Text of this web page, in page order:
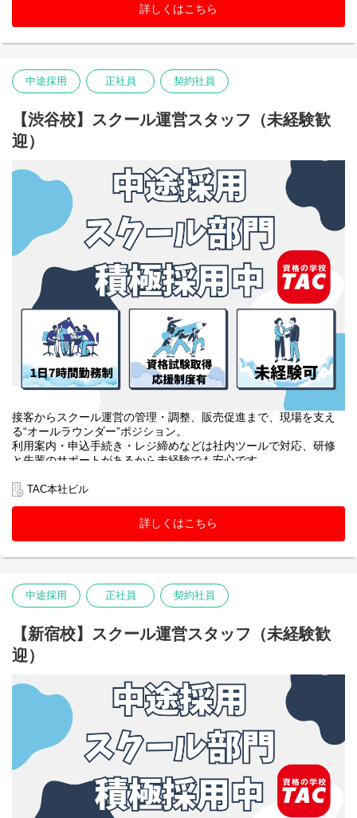
詳しくはこちら
中途採用 正社員 契約社員
【渋谷校】スクール運営スタッフ（未経験歓
迎）
接客からスクール運営の管理・調整、販売促進まで、現場を支え
る“オールラウンダー”ポジション。
利用案内・申込手続き・レジ締めなどは社内ツールで対応、研修
と先輩のサポートがあるから未経験でも安心です。
に加え、SNS運用や大学への提案、受講相談まで幅広く挑戦でき
TAC本社ビル
詳しくはこちら
中途採用 正社員 契約社員
【新宿校】スクール運営スタッフ（未経験歓
迎）